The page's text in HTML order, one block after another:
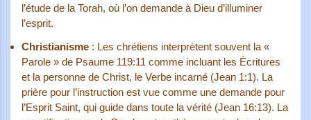
l’étude de la Torah, où l’on demande à Dieu d’illuminer
l’esprit.
Christianisme : Les chrétiens interprètent souvent la «
Parole » de Psaume 119:11 comme incluant les Écritures
et la personne de Christ, le Verbe incarné (Jean 1:1). La
prière pour l’instruction est vue comme une demande pour
l’Esprit Saint, qui guide dans toute la vérité (Jean 16:13). La